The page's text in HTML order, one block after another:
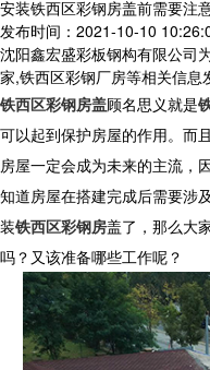
安装铁西区彩钢房盖前需要注
发布时间：2021-10-10
沈阳鑫宏盛彩板钢构有限公司
家,铁西区彩钢厂房等相关信息
铁西区彩钢房盖顾名思义就是
可以起到保护房屋的作用。而
房屋一定会成为未来的主流，
知道房屋在搭建完成后需要涉
装铁西区彩钢房盖了，那么大
吗？又该准备哪些工作呢？